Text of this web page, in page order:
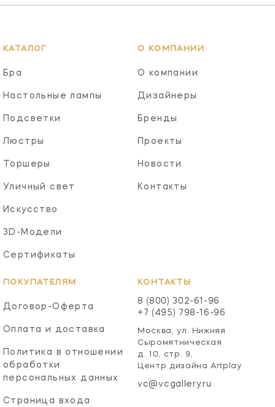
КАТАЛОГ
Бра
Настольные лампы
Подсветки
Люстры
Торшеры
Уличный свет
Искусство
3D-Модели
Сертификаты
О КОМПАНИИ
О компании
Дизайнеры
Бренды
Проекты
Новости
Контакты
ПОКУПАТЕЛЯМ
Договор-Оферта
Оплата и доставка
Политика в отношении
обработки
персональных данных
Страница входа
КОНТАКТЫ
8 (800) 302-61-96
+7 (495) 798-16-96
Москва, ул. Нижняя
Сыромятническая
д. 10, стр. 9,
Центр дизайна Artplay
vc@vcgallery.ru